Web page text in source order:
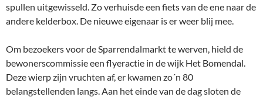
spullen uitgewisseld. Zo verhuisde een fiets van de ene naar de
andere kelderbox. De nieuwe eigenaar is er weer blij mee.
Om bezoekers voor de Sparrendalmarkt te werven, hield de
bewonerscommissie een flyeractie in de wijk Het Bomendal.
Deze wierp zijn vruchten af, er kwamen zo´n 80
belangstellenden langs. Aan het einde van de dag sloten de